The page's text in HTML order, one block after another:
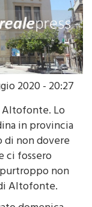
2020 - 20:27
Lo
in provincia
non dovere
fossero
non